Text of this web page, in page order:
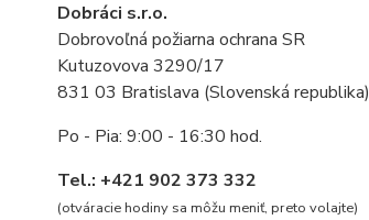
Dobráci s.r.o.
Dobrovoľná požiarna ochrana SR
Kutuzovova 3290/17
831 03 Bratislava (Slovenská republika)
Po - Pia: 9:00 - 16:30 hod.
Tel.: +421 902 373 332
(otváracie hodiny sa môžu meniť, preto volajte)